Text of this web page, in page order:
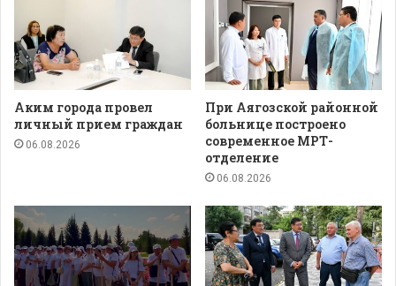
Аким города провел
личный прием граждан
06.08.2026
При Аягозской районной
больнице построено
современное МРТ-
отделение
06.08.2026